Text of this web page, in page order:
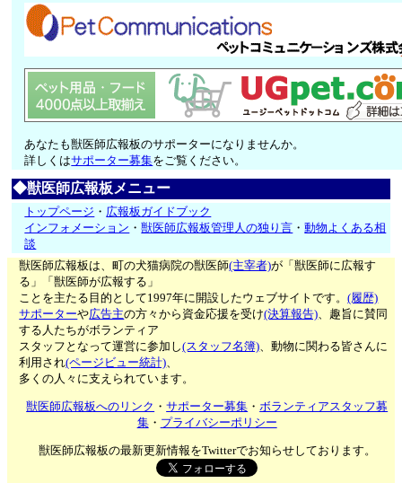
あなたも獣医師広報板のサポーターになりませんか。
詳しくはサポーター募集をご覧ください。
◆獣医師広報板メニュー
トップページ ・ 広報板ガイドブック
インフォメーション ・獣医師広報板管理人の独り言 ・動物よくある相
談
獣医師広報板は、町の犬猫病院の獣医師(主宰者)が「獣医師に広報す
る」「獣医師が広報する」
ことを主たる目的として1997年に開設したウェブサイトです。(履歴)
サポーターや広告主の方々から資金応援を受け(決算報告)、趣旨に賛同
する人たちがボランティア
スタッフとなって運営に参加し(スタッフ名簿)、動物に関わる皆さんに
利用され(ページビュー統計)、
多くの人々に支えられています。
獣医師広報板へのリンク ・サポーター募集 ・ボランティアスタッフ募
集・ プライバシーポリシー
獣医師広報板の最新更新情報をTwitterでお知らせしております。